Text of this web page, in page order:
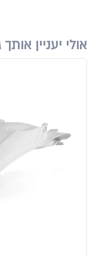
אולי יעניין